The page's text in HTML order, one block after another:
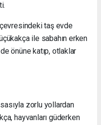
taş evde
ile sabahın erken
önüne katıp, otlaklar
zorlu yollardan
hayvanları güderken